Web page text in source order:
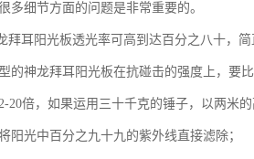
多细节方面的问题是非常重要的。
拜耳阳光板透光率可高到达百分之八十，简
的神龙拜耳阳光板在抗碰击的强度上，要
20倍，如果运用三十千克的锤子，以两米
阳光中百分之九十九的紫外线直接滤除；